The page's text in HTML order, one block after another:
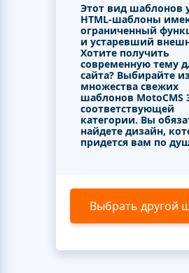
Этот вид шаблонов
HTML-шаблоны
ограниченный
и устаревший
Хотите получить
современную тему
сайта? Выбирайте
множества свежих
шаблонов MotoCMS
соответствующей
категории. Вы
найдете дизайн,
придется вам по
Выбрать другой